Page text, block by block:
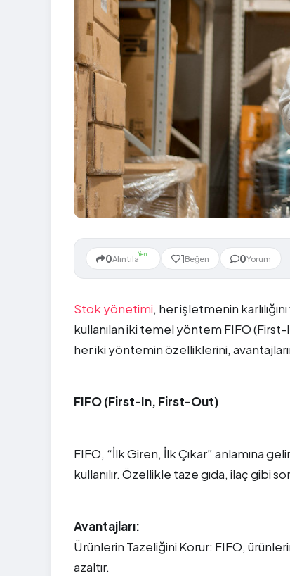
0AlıntılaYeni 1Beğen 0Yorum
Stok yönetimi, her işletmenin
kullanılan iki temel yöntem FIFO (First-
her iki yöntemin özelliklerini,
FIFO (First-In, First-Out)
FIFO, “İlk Giren, İlk Çıkar” anlamına
kullanılır. Özellikle taze gıda, ilaç gibi
Avantajları:
Ürünlerin Tazeliğini Korur: FIFO,
azaltır.